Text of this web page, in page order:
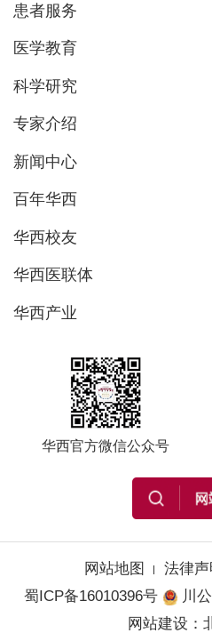
患者服务
医学教育
科学研究
专家介绍
新闻中心
百年华西
华西校友
华西医联体
华西产业
华西官方微信公众号
网站地图 法律声
蜀ICP备16010396号
川
网站建设 ：